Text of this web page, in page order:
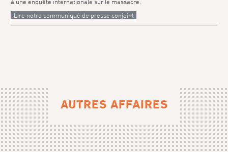
à une enquête internationale sur le massacre.
Lire notre communiqué de presse conjoint
AUTRES AFFAIRES